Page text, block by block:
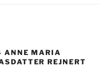
ANNE MARIA
REJNERT